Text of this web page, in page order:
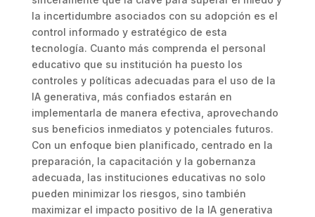
la incertidumbre asociados con su adopción es el
control informado y estratégico de esta
tecnología. Cuanto más comprenda el personal
educativo que su institución ha puesto los
controles y políticas adecuadas para el uso de la
IA generativa, más confiados estarán en
implementarla de manera efectiva, aprovechando
sus beneficios inmediatos y potenciales futuros.
Con un enfoque bien planificado, centrado en la
preparación, la capacitación y la gobernanza
adecuada, las instituciones educativas no solo
pueden minimizar los riesgos, sino también
maximizar el impacto positivo de la IA generativa